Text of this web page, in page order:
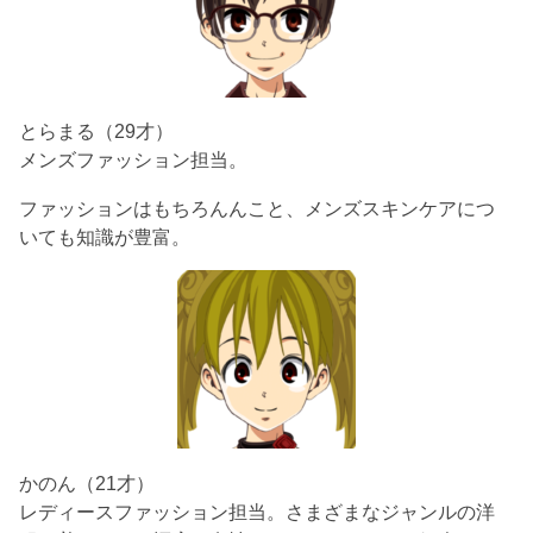
とらまる（29才）
メンズファッション担当。
ファッションはもちろんんこと、メンズスキンケアにつ
いても知識が豊富。
かのん（21才）
レディースファッション担当。さまざまなジャンルの洋